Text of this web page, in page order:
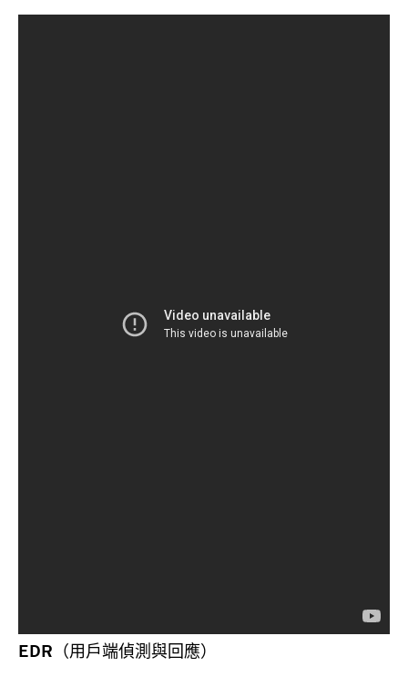
EDR（用戶端偵測與回應）